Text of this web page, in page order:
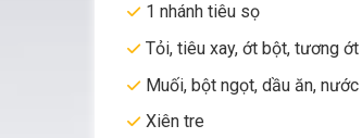
1 nhánh tiêu sọ
Tỏi, tiêu xay, ớt bột, tương ớt
Muối, bột ngọt, dầu ăn,
Xiên tre